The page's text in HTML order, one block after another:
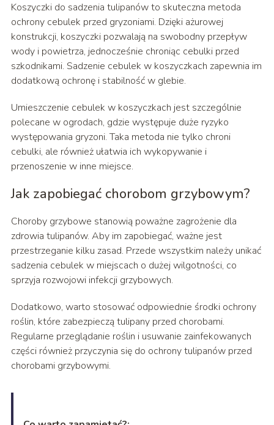
Koszyczki do sadzenia tulipanów to skuteczna metoda
ochrony cebulek przed gryzoniami. Dzięki ażurowej
konstrukcji, koszyczki pozwalają na swobodny przepływ
wody i powietrza, jednocześnie chroniąc cebulki przed
szkodnikami. Sadzenie cebulek w koszyczkach zapewnia im
dodatkową ochronę i stabilność w glebie.
Umieszczenie cebulek w koszyczkach jest szczególnie
polecane w ogrodach, gdzie występuje duże ryzyko
występowania gryzoni. Taka metoda nie tylko chroni
cebulki, ale również ułatwia ich wykopywanie i
przenoszenie w inne miejsce.
Jak zapobiegać chorobom grzybowym?
Choroby grzybowe stanowią poważne zagrożenie dla
zdrowia tulipanów. Aby im zapobiegać, ważne jest
przestrzeganie kilku zasad. Przede wszystkim należy unikać
sadzenia cebulek w miejscach o dużej wilgotności, co
sprzyja rozwojowi infekcji grzybowych.
Dodatkowo, warto stosować odpowiednie środki ochrony
roślin, które zabezpieczą tulipany przed chorobami.
Regularne przeglądanie roślin i usuwanie zainfekowanych
części również przyczynia się do ochrony tulipanów przed
chorobami grzybowymi.